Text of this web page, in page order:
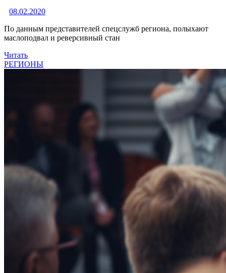
08.02.2020
По данным представителей спецслужб региона, полыхают
маслоподвал и реверсивный стан
Читать
РЕГИОНЫ